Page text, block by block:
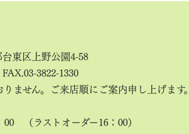
東区上野公園4-58
3822-1330
ません。ご来店順にご案内申し上げます。
00 （ラストオーダー16：00）